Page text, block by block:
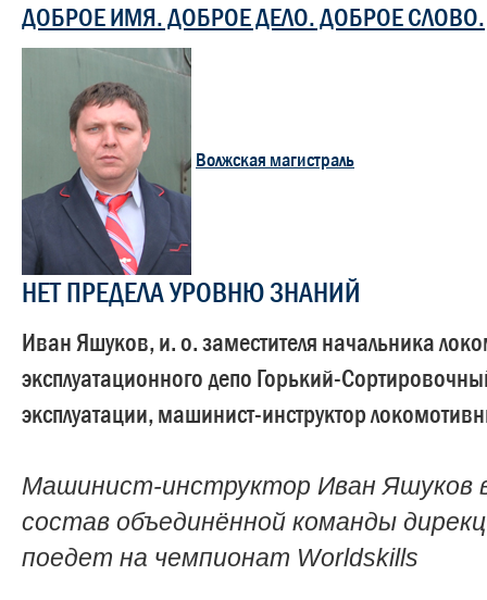
ДОБРОЕ ИМЯ. ДОБРОЕ ДЕЛО. ДОБРОЕ СЛОВО.
Волжская магистраль
НЕТ ПРЕДЕЛА УРОВНЮ ЗНАНИЙ
Иван Яшуков, и. о. заместителя начальника
эксплуатационного депо Горький-
эксплуатации, машинист-инструктор
Машинист-инструктор Иван Яшуков
состав объединённой команды
поедет на чемпионат Worldskills